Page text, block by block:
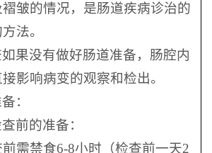
皱的情况，是肠道疾病诊治的
法。
果没有做好肠道准备，肠腔内
影响病变的观察和检出。
：
前的准备：
需禁食6-8小时（检查前一天2